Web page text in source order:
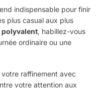
indispensable pour finir
plus casual aux plus
, habillez-vous
ordinaire ou une
raffinement avec
votre attention aux